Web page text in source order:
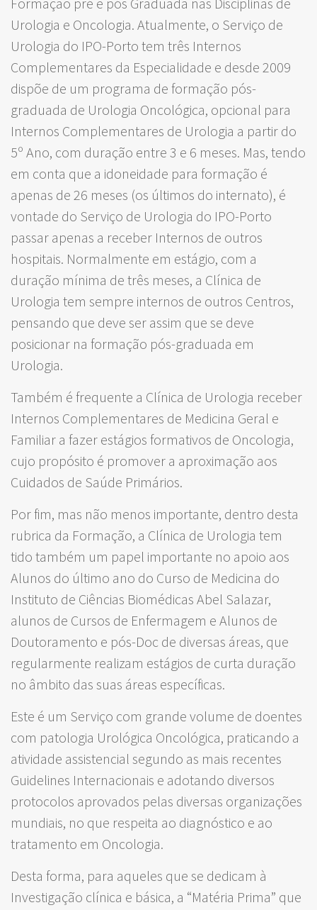
Urologia e Oncologia. Atualmente, o Serviço de
Urologia do IPO-Porto tem três Internos
Complementares da Especialidade e desde 2009
dispõe de um programa de formação pós-
graduada de Urologia Oncológica, opcional para
Internos Complementares de Urologia a partir do
5º Ano, com duração entre 3 e 6 meses. Mas, tendo
em conta que a idoneidade para formação é
apenas de 26 meses (os últimos do internato), é
vontade do Serviço de Urologia do IPO-Porto
passar apenas a receber Internos de outros
hospitais. Normalmente em estágio, com a
duração mínima de três meses, a Clínica de
Urologia tem sempre internos de outros Centros,
pensando que deve ser assim que se deve
posicionar na formação pós-graduada em
Urologia.
Também é frequente a Clínica de Urologia receber
Internos Complementares de Medicina Geral e
Familiar a fazer estágios formativos de Oncologia,
cujo propósito é promover a aproximação aos
Cuidados de Saúde Primários.
Por fim, mas não menos importante, dentro desta
rubrica da Formação, a Clínica de Urologia tem
tido também um papel importante no apoio aos
Alunos do último ano do Curso de Medicina do
Instituto de Ciências Biomédicas Abel Salazar,
alunos de Cursos de Enfermagem e Alunos de
Doutoramento e pós-Doc de diversas áreas, que
regularmente realizam estágios de curta duração
no âmbito das suas áreas específicas.
Este é um Serviço com grande volume de doentes
com patologia Urológica Oncológica, praticando a
atividade assistencial segundo as mais recentes
Guidelines Internacionais e adotando diversos
protocolos aprovados pelas diversas organizações
mundiais, no que respeita ao diagnóstico e ao
tratamento em Oncologia.
Desta forma, para aqueles que se dedicam à
Investigação clínica e básica, a “Matéria Prima” que